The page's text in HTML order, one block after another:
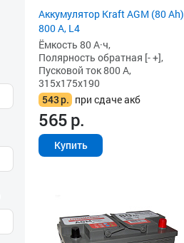
Аккумулятор Kraft AGM (80 Ah)
800 А, L4
Ёмкость 80 А·ч,
Полярность обратная [- +],
Пусковой ток 800 А,
315x175x190
543р. при сдаче акб
565р.
Купить